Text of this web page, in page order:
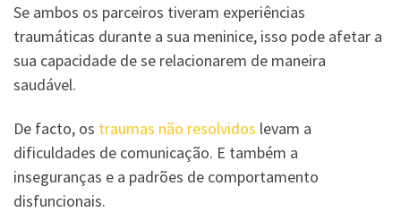
Se ambos os parceiros tiveram experiências
traumáticas durante a sua meninice, isso pode afetar a
sua capacidade de se relacionarem de maneira
saudável.
De facto, os traumas não resolvidos levam a
dificuldades de comunicação. E também a
inseguranças e a padrões de comportamento
disfuncionais.